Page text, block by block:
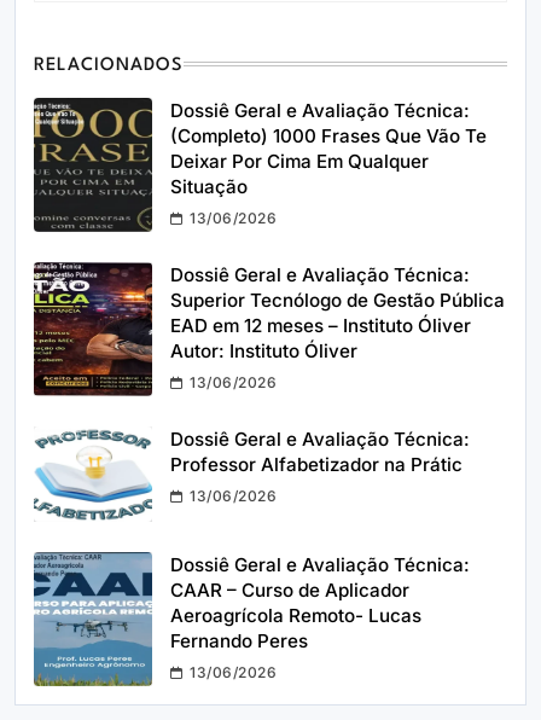
RELACIONADOS
Dossiê Geral e Avaliação Técnica:
(Completo) 1000 Frases Que Vão Te
Deixar Por Cima Em Qualquer
Situação
13/06/2026
Dossiê Geral e Avaliação Técnica:
Superior Tecnólogo de Gestão Pública
EAD em 12 meses – Instituto Óliver
Autor: Instituto Óliver
13/06/2026
Dossiê Geral e Avaliação Técnica:
Professor Alfabetizador na Prátic
13/06/2026
Dossiê Geral e Avaliação Técnica:
CAAR – Curso de Aplicador
Aeroagrícola Remoto- Lucas
Fernando Peres
13/06/2026